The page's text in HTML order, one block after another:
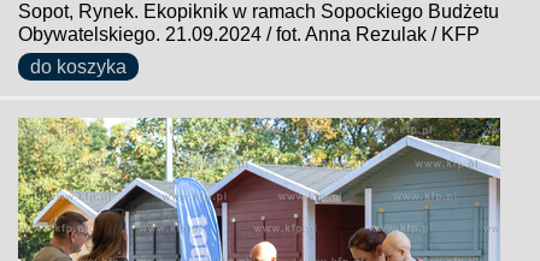
Sopot, Rynek. Ekopiknik w ramach Sopockiego Budżetu
Obywatelskiego. 21.09.2024 / fot. Anna Rezulak / KFP
do koszyka